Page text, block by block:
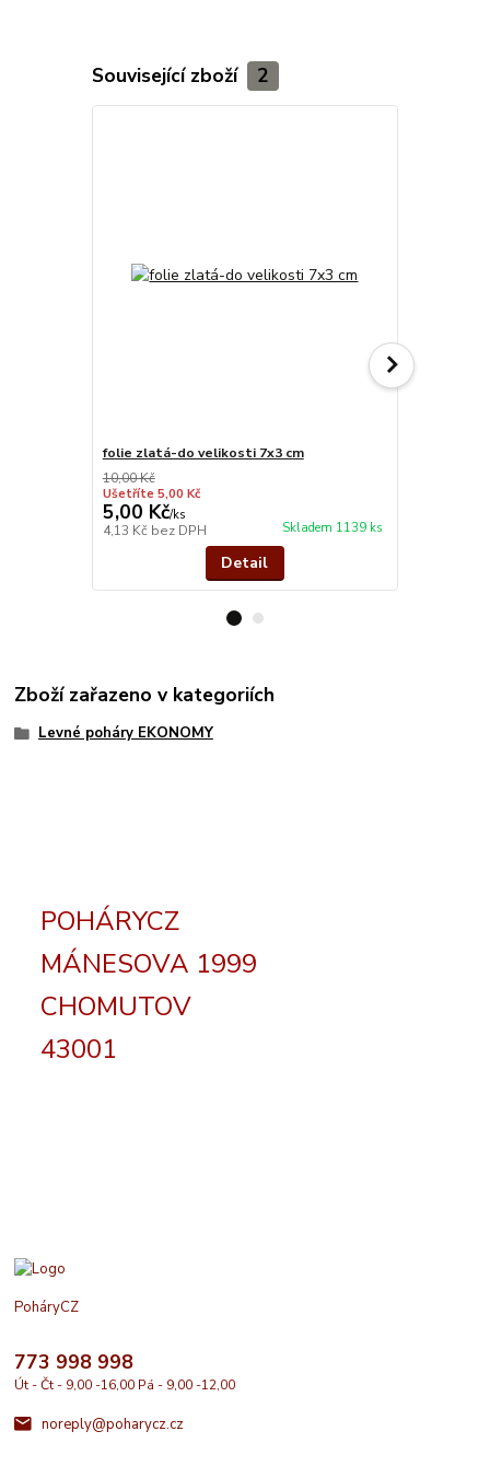
Související zboží 2
folie zlatá-do velikosti 7x3 cm
10,00 Kč
Ušetříte 5,00 Kč
5,00 Kč/ks
4,13 Kč bez DPH Skladem 1139 ks
Detail
Zboží zařazeno v kategoriích
Levné poháry EKONOMY
POHÁRYCZ
MÁNESOVA 1999
CHOMUTOV
43001
PoháryCZ
773 998 998
Út - Čt - 9,00 -16,00 Pá - 9,00 -12,00
noreply@poharycz.cz